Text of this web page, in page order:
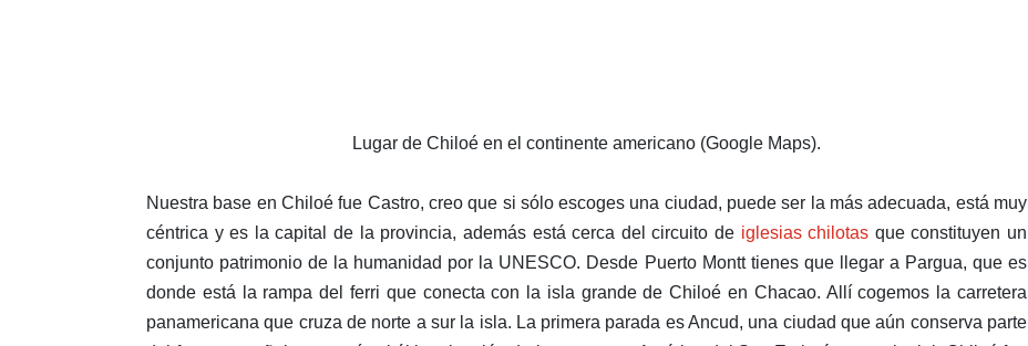
Lugar de Chiloé en el continente americano (Google Maps).
Nuestra base en Chiloé fue Castro, creo que si sólo escoges una ciudad, puede ser la más adecuada, está muy
céntrica y es la capital de la provincia, además está cerca del circuito de iglesias chilotas que constituyen un
conjunto patrimonio de la humanidad por la UNESCO. Desde Puerto Montt tienes que llegar a Pargua, que es
donde está la rampa del ferri que conecta con la isla grande de Chiloé en Chacao. Allí cogemos la carretera
panamericana que cruza de norte a sur la isla. La primera parada es Ancud, una ciudad que aún conserva parte